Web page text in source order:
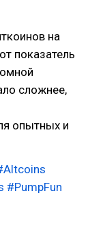
на
показатель
сложнее,
опытных и
#PumpFun